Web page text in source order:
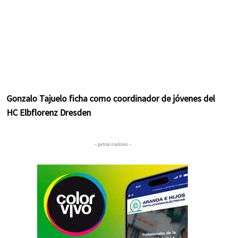
Gonzalo Tajuelo ficha como coordinador de jóvenes del
HC Elbflorenz Dresden
– patrocinadores –